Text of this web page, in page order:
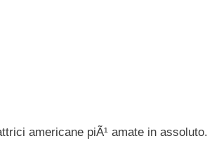
americane piÃ¹ amate in assoluto.